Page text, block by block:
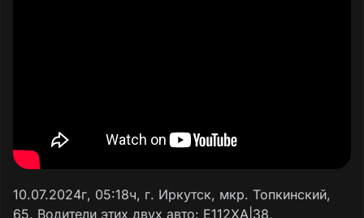
10.07.2024г, 05:18ч, г. Иркутск, мкр. Топкинский,
65. Водители этих двух авто: Е112ХА|38,